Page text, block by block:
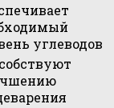
углеводов